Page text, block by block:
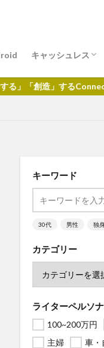
キャッシュレス
クレジットカード
d払い
au PAY
paypay
楽天pay
するConnect Merge
キーワード
30代 男性 独
カテゴリー
ライターペルソ
100~200万円
主婦
車・